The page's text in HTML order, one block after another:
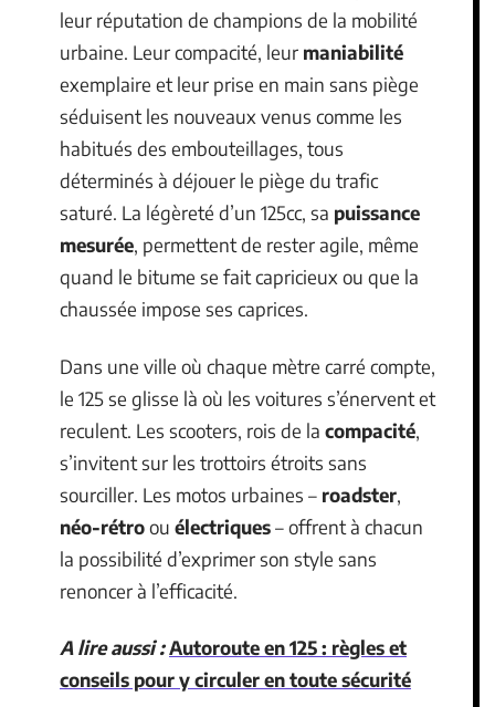
leur réputation de champions de la mobilité
urbaine. Leur compacité, leur maniabilité
exemplaire et leur prise en main sans piège
séduisent les nouveaux venus comme les
habitués des embouteillages, tous
déterminés à déjouer le piège du trafic
saturé. La légèreté d’un 125cc, sa puissance
mesurée, permettent de rester agile, même
quand le bitume se fait capricieux ou que la
chaussée impose ses caprices.
Dans une ville où chaque mètre carré compte,
le 125 se glisse là où les voitures s’énervent et
reculent. Les scooters, rois de la compacité,
s’invitent sur les trottoirs étroits sans
sourciller. Les motos urbaines – roadster,
néo-rétroou électriques– offrent à chacun
la possibilité d’exprimer son style sans
renoncer à l’efficacité.
A lire aussi :Autoroute en 125 : règles et
conseils pour y circuler en toute sécurité